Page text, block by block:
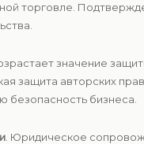
торговле.
значение
защита авторских
безопасность бизнеса.
. Юридическое